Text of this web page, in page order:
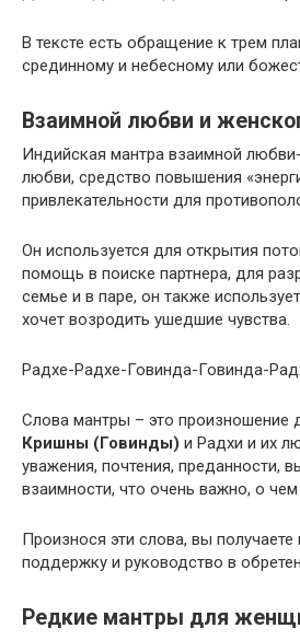
В тексте есть обращение к трем
срединному и небесному или
Взаимной любви и
Индийская мантра взаимной
любви, средство повышения
привлекательности для
Он используется для открытия
помощь в поиске партнера, для
семье и в паре, он также
хочет возродить ушедшие чувства.
Радхе-Радхе-Говинда-Говинда-
Слова мантры – это произношение
Кришны (Говинды) и Радхи и их
уважения, почтения, преданности,
взаимности, что очень важно, о
Произнося эти слова, вы получаете
поддержку и руководство в
Редкие мантры для